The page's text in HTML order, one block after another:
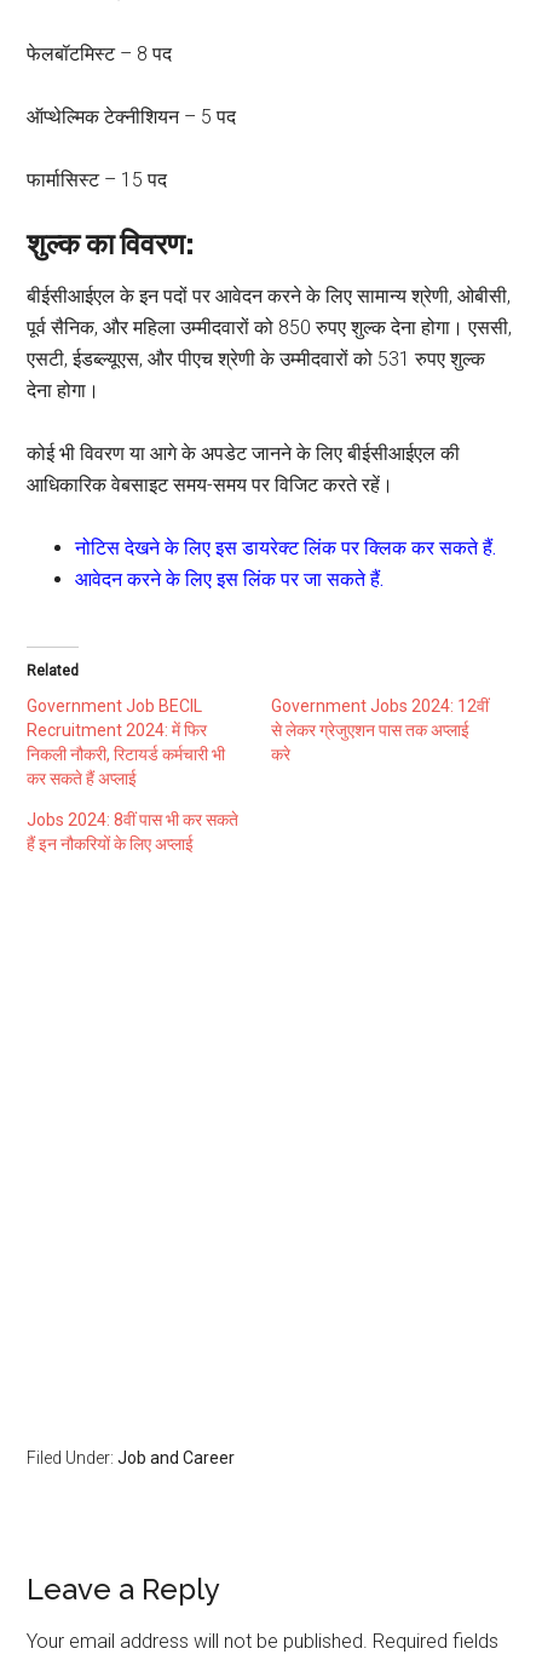
फेलबॉटमिस्ट – 8 पद
ऑप्थेल्मिक टेक्नीशियन – 5 पद
फार्मासिस्ट – 15 पद
शुल्क का विवरण:
बीईसीआईएल के इन पदों पर आवेदन करने के लिए सामान्य श्रेणी, ओबीसी,
पूर्व सैनिक, और महिला उम्मीदवारों को 850 रुपए शुल्क देना होगा। एससी,
एसटी, ईडब्ल्यूएस, और पीएच श्रेणी के उम्मीदवारों को 531 रुपए शुल्क
देना होगा।
कोई भी विवरण या आगे के अपडेट जानने के लिए बीईसीआईएल की
आधिकारिक वेबसाइट समय-समय पर विजिट करते रहें।
नोटिस देखने के लिए इस डायरेक्ट लिंक पर क्लिक कर सकते हैं.
आवेदन करने के लिए इस लिंक पर जा सकते हैं.
Related
Government Job BECIL
Recruitment 2024: में फिर
निकली नौकरी, रिटायर्ड कर्मचारी भी
कर सकते हैं अप्लाई
Government Jobs 2024: 12वीं
से लेकर ग्रेजुएशन पास तक अप्लाई
करे
Jobs 2024: 8वीं पास भी कर सकते
हैं इन नौकरियों के लिए अप्लाई
Filed Under:Job and Career
Leave a Reply
Your email address will not be published. Required fields